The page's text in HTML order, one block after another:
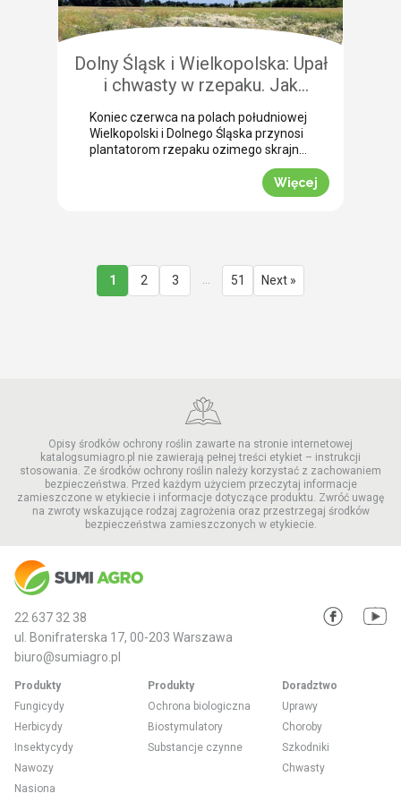
przedżniwne: Jak poradzić sobie z
nierównomiernym dojrzewaniem […]
Dolny Śląsk i Wielkopolska: Upał
i chwasty w rzepaku. Jak
uratować plon przed samym
wjazdem kombajnu?
Koniec czerwca na polach południowej
Wielkopolski i Dolnego Śląska przynosi
plantatorom rzepaku ozimego skrajne
emocje (BBCH 80-83). Ostatnie opady
deszczu poprawiły ogólną kondycję
roślin. Jednak wywołały jednocześnie
Jak informuje nasz ekspert Mariusz
Staniek, skuteczna desykacja rzepaku
przed zbiorem oraz wcześniejsza
Więcej
1 2 3 51 Next »
Opisy środków ochrony roślin zawarte na stronie internetowej
katalogsumiagro.pl nie zawierają pełnej treści etykiet – instrukcji
stosowania. Ze środków ochrony roślin należy korzystać z zachowaniem
bezpieczeństwa. Przed każdym użyciem przeczytaj informacje
zamieszczone w etykiecie i informacje dotyczące produktu. Zwróć uwagę
na zwroty wskazujące rodzaj zagrożenia oraz przestrzegaj środków
bezpieczeństwa zamieszczonych w etykiecie.
22 637 32 38
ul. Bonifraterska 17, 00-203 Warszawa
biuro@sumiagro.pl
Produkty
Fungicydy
Herbicydy
Insektycydy
Nawozy
Nasiona
Produkty
Ochrona biologiczna
Biostymulatory
Substancje czynne
Doradztwo
Uprawy
Choroby
Szkodniki
Chwasty